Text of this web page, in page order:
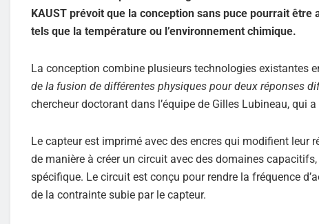
KAUST prévoit que la conception sans puce pourrait
tels que la température ou l’environnement chimique.
La conception combine plusieurs technologies existantes
de la fusion de différentes physiques pour deux réponses
chercheur doctorant dans l’équipe de Gilles Lubineau, qui a
Le capteur est imprimé avec des encres qui modifient leur
de manière à créer un circuit avec des domaines
spécifique. Le circuit est conçu pour rendre la fréquence
de la contrainte subie par le capteur.